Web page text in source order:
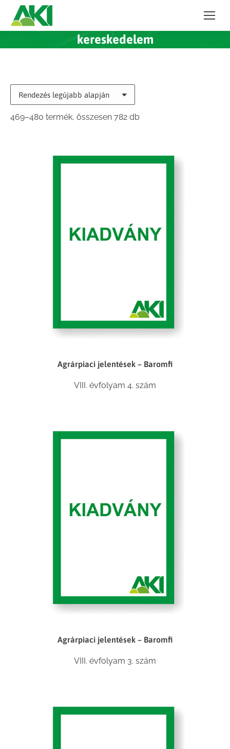
kereskedelem
469–480 termék, összesen 782 dbSorted
Agrárpiaci jelentések – Baromfi
VIII. évfolyam 4. szám
Agrárpiaci jelentések – Baromfi
VIII. évfolyam 3. szám